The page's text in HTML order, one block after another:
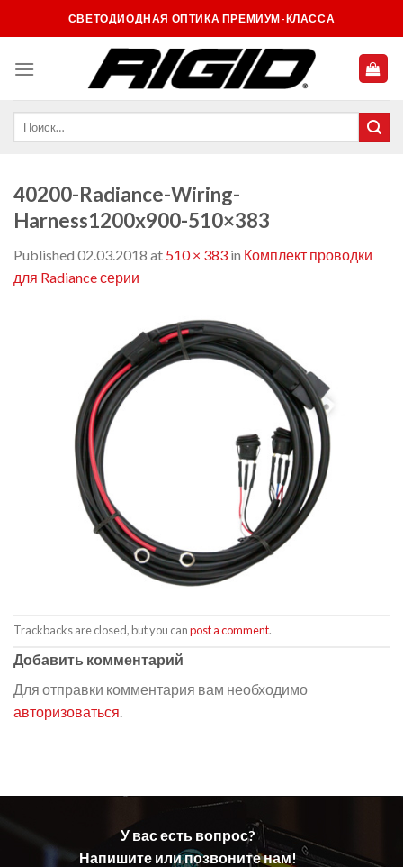
to
СВЕТОДИОДНАЯ ОПТИКА ПРЕМИУМ-КЛАССА
40200-Radiance-Wiring-
Harness1200x900-510×383
Published 02.03.2018 at 510 × 383 in Комплект проводки
для Radiance серии
Trackbacks are closed, but you canpost a comment.
Добавить комментарий
Для отправки комментария вам необходимо
авторизоваться.
У вас есть вопрос?
Напишите или позвоните нам!